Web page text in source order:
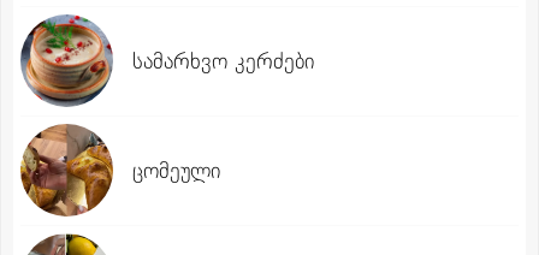
სამარხვო კერძები
ცომეული